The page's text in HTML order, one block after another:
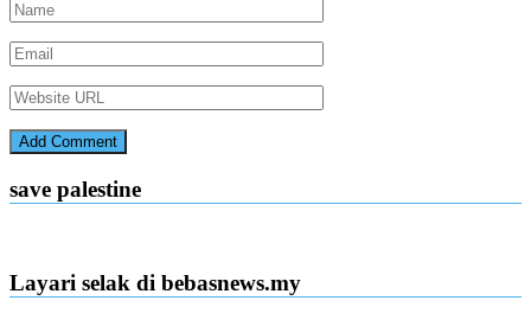
save palestine
Layari selak di bebasnews.my